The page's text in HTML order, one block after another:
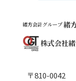
緒方会計グループ緒
株式会社
〒810-0042